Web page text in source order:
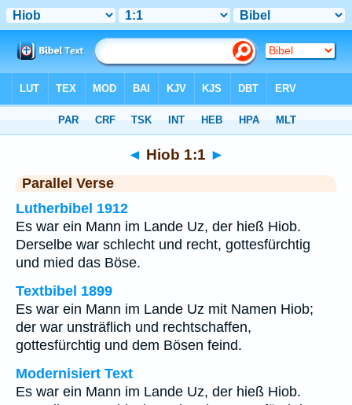
◄ Hiob 1:1 ►
Parallel Verse
Lutherbibel 1912
Es war ein Mann im Lande Uz, der hieß Hiob.
Derselbe war schlecht und recht, gottesfürchtig
und mied das Böse.
Textbibel 1899
Es war ein Mann im Lande Uz mit Namen Hiob;
der war unsträflich und rechtschaffen,
gottesfürchtig und dem Bösen feind.
Modernisiert Text
Es war ein Mann im Lande Uz, der hieß Hiob.